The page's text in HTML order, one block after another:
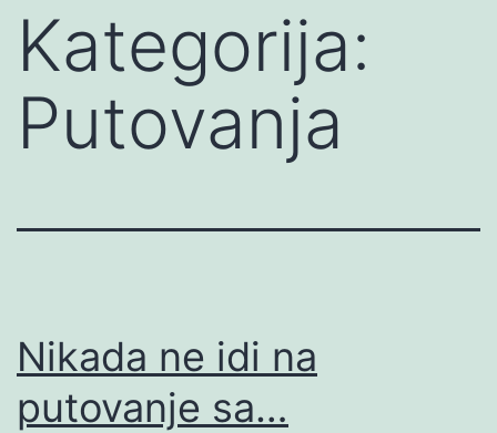
Kategorija:
Putovanja
Nikada ne idi na
putovanje sa…